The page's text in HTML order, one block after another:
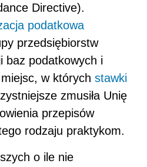
Directive).
podatkowa
przedsiębiorstw
baz podatkowych i
w których stawki
zmusiła Unię
przepisów
rodzaju praktykom.
o ile nie